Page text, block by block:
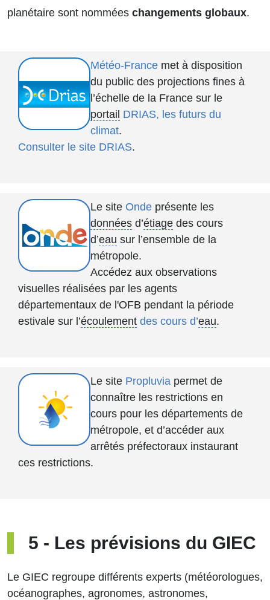
planétaire sont nommées changements globaux.
Météo-France met à disposition
du public des projections fines à
l’échelle de la France sur le
portail DRIAS, les futurs du
climat.
Consulter le site DRIAS.
Le site Onde présente les
données d’étiage des cours
d’eau sur l’ensemble de la
métropole.
Accédez aux observations
visuelles réalisées par les agents
départementaux de l'OFB pendant la période
estivale sur l’écoulement des cours d’eau.
Le site Propluvia permet de
connaître les restrictions en
cours pour les départements de
métropole, et d’accéder aux
arrêtés préfectoraux instaurant
ces restrictions.
5 - Les prévisions du GIEC
Le GIEC regroupe différents experts (météorologues,
océanographes, agronomes, astronomes,